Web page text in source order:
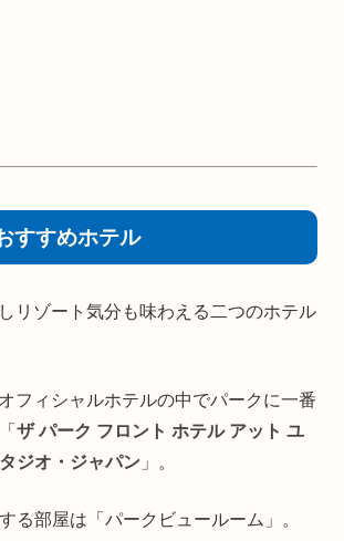
すすめホテル
リゾート気分も味わえる二つのホテル
フィシャルホテルの中でパークに一番
ザ パーク フロント ホテル アット ユ
ジオ・ジャパン 」。
る部屋は「パークビュールーム」。